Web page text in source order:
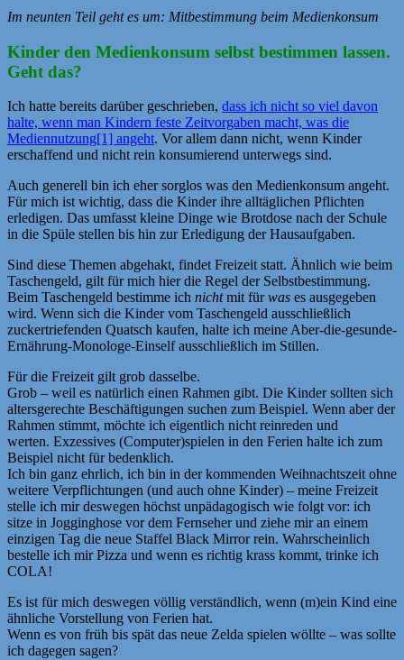
Im neunten Teil geht es um: Mitbestimmung beim Medienkonsum
Kinder den Medienkonsum selbst bestimmen lassen.
Geht das?
Ich hatte bereits darüber geschrieben, dass ich nicht so viel davon
halte, wenn man Kindern feste Zeitvorgaben macht, was die
Mediennutzung[1] angeht. Vor allem dann nicht, wenn Kinder
erschaffend und nicht rein konsumierend unterwegs sind.
Auch generell bin ich eher sorglos was den Medienkonsum angeht.
Für mich ist wichtig, dass die Kinder ihre alltäglichen Pflichten
erledigen. Das umfasst kleine Dinge wie Brotdose nach der Schule
in die Spüle stellen bis hin zur Erledigung der Hausaufgaben.
Sind diese Themen abgehakt, findet Freizeit statt. Ähnlich wie beim
Taschengeld, gilt für mich hier die Regel der Selbstbestimmung.
Beim Taschengeld bestimme ich nichtmit fürwas es ausgegeben
wird. Wenn sich die Kinder vom Taschengeld ausschließlich
zuckertriefenden Quatsch kaufen, halte ich meine Aber-die-gesunde-
Ernährung-Monologe-Einself ausschließlich im Stillen.
Für die Freizeit gilt grob dasselbe.
Grob – weil es natürlich einen Rahmen gibt. Die Kinder sollten sich
altersgerechte Beschäftigungen suchen zum Beispiel. Wenn aber der
Rahmen stimmt, möchte ich eigentlich nicht reinreden und
werten. Exzessives (Computer)spielen in den Ferien halte ich zum
Beispiel nicht für bedenklich.
Ich bin ganz ehrlich, ich bin in der kommenden Weihnachtszeit ohne
weitere Verpflichtungen (und auch ohne Kinder) – meine Freizeit
stelle ich mir deswegen höchst unpädagogisch wie folgt vor: ich
sitze in Jogginghose vor dem Fernseher und ziehe mir an einem
einzigen Tag die neue Staffel Black Mirror rein. Wahrscheinlich
bestelle ich mir Pizza und wenn es richtig krass kommt, trinke ich
COLA!
Es ist für mich deswegen völlig verständlich, wenn (m)ein Kind eine
ähnliche Vorstellung von Ferien hat.
Wenn es von früh bis spät das neue Zelda spielen wöllte – was sollte
ich dagegen sagen?